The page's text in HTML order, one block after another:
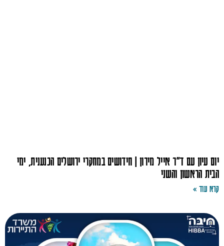
יום עיון עם ד"ר אייל מירון | חידושים במחקרי ירושלים הכנענית, ימי
הבית הראשון והשני
קרא עוד »